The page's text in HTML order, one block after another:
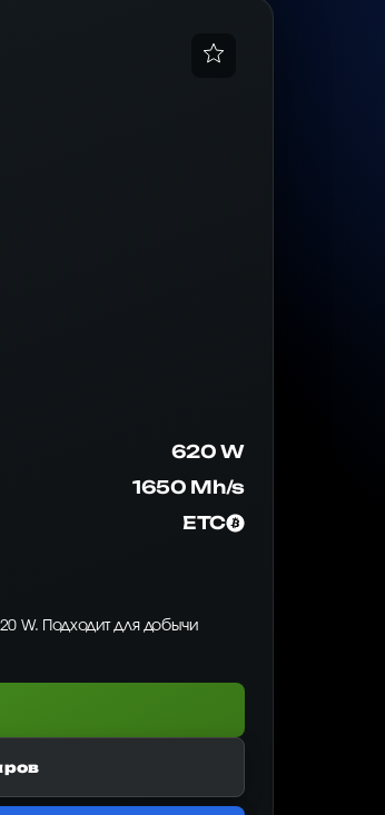
620 W
1650 Mh/s
ETC
W. Подходит для добычи